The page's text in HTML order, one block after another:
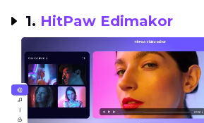
1. HitPaw Edimakor